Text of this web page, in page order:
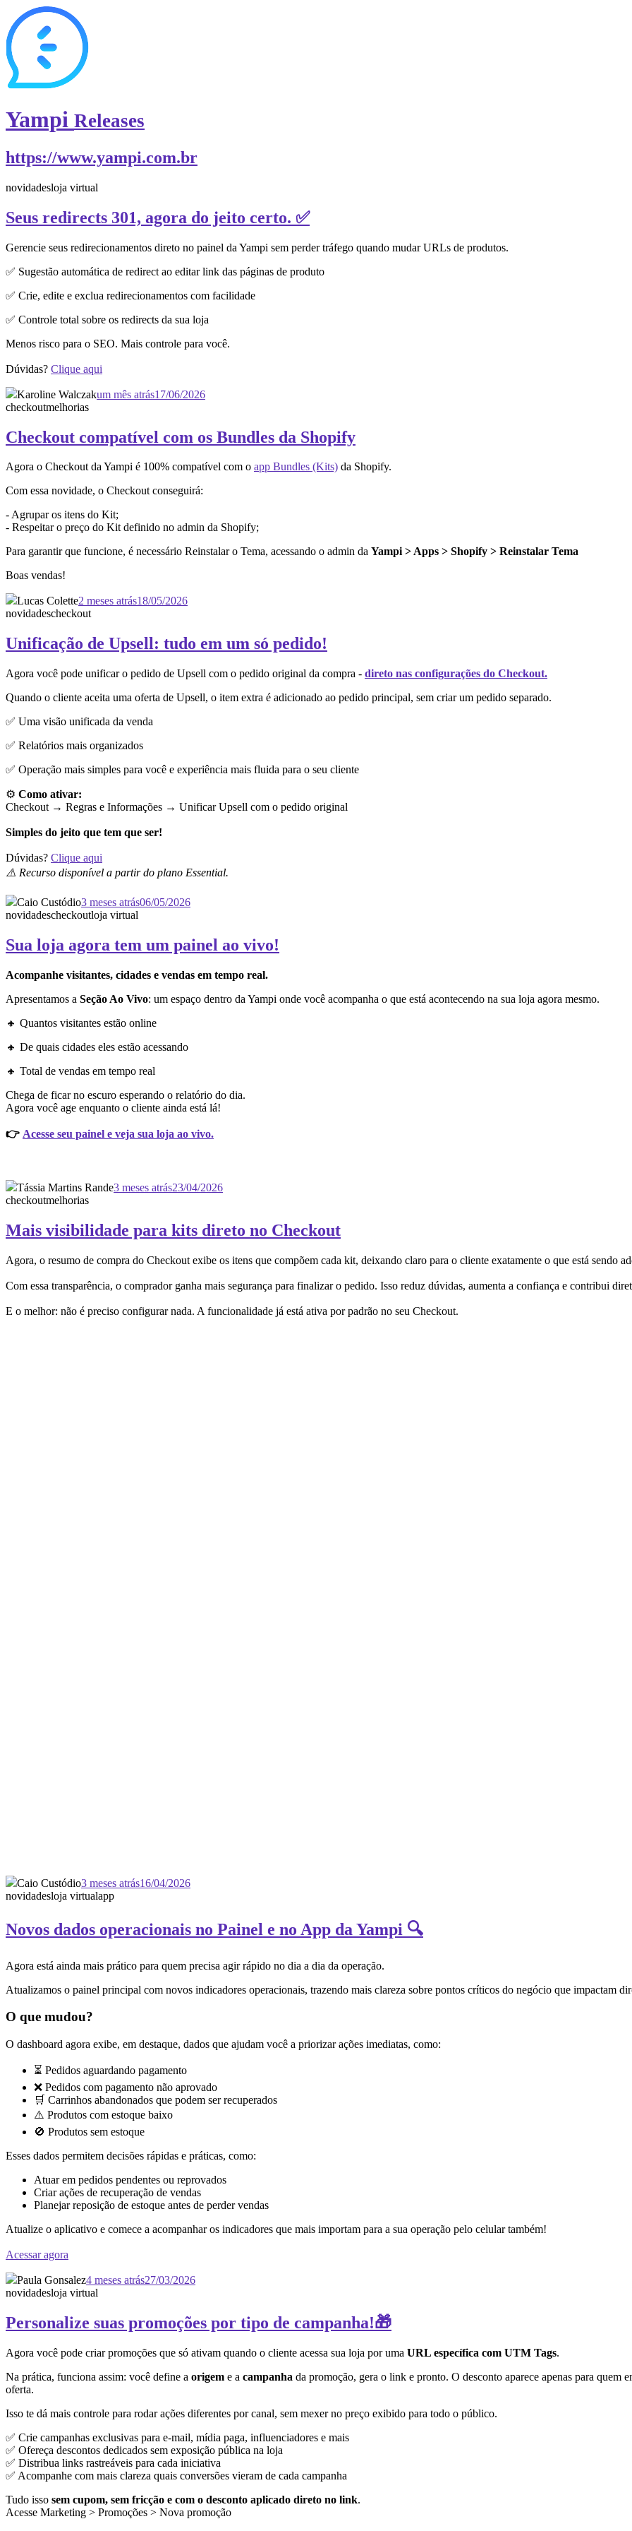
Yampi Releases
https://www.yampi.com.br
novidadesloja virtual
Seus redirects 301, agora do jeito certo. ✅
Gerencie seus redirecionamentos direto no painel da Yampi sem perder tráfego quando mudar URLs de produtos.
✅ Sugestão automática de redirect ao editar link das páginas de produto
✅ Crie, edite e exclua redirecionamentos com facilidade
✅ Controle total sobre os redirects da sua loja
Menos risco para o SEO. Mais controle para você.
Dúvidas? Clique aqui
Karoline Walczakum mês atrás17/06/2026
checkoutmelhorias
Checkout compatível com os Bundles da Shopify
Agora o Checkout da Yampi é 100% compatível com o app Bundles (Kits) da Shopify.
Com essa novidade, o Checkout conseguirá:
- Agrupar os itens do Kit;
- Respeitar o preço do Kit definido no admin da Shopify;
Para garantir que funcione, é necessário Reinstalar o Tema, acessando o admin da Yampi > Apps > Shopify > Reinstalar Tema
Boas vendas!
Lucas Colette2 meses atrás18/05/2026
novidadescheckout
Unificação de Upsell: tudo em um só pedido!
Agora você pode unificar o pedido de Upsell com o pedido original da compra - direto nas configurações do Checkout.
Quando o cliente aceita uma oferta de Upsell, o item extra é adicionado ao pedido principal, sem criar um pedido separado.
✅ Uma visão unificada da venda
✅ Relatórios mais organizados
✅ Operação mais simples para você e experiência mais fluida para o seu cliente
⚙️ Como ativar:
Checkout → Regras e Informações → Unificar Upsell com o pedido original
Simples do jeito que tem que ser!
Dúvidas? Clique aqui
⚠️ Recurso disponível a partir do plano Essential.
Caio Custódio3 meses atrás06/05/2026
novidadescheckoutloja virtual
Sua loja agora tem um painel ao vivo!
Acompanhe visitantes, cidades e vendas em tempo real.
Apresentamos a Seção Ao Vivo: um espaço dentro da Yampi onde você acompanha o que está acontecendo na sua loja agora mesmo.
🔸 Quantos visitantes estão online
🔸 De quais cidades eles estão acessando
🔸 Total de vendas em tempo real
Chega de ficar no escuro esperando o relatório do dia.
Agora você age enquanto o cliente ainda está lá!
👉 Acesse seu painel e veja sua loja ao vivo.
Tássia Martins Rande3 meses atrás23/04/2026
checkoutmelhorias
Mais visibilidade para kits direto no Checkout
Agora, o resumo de compra do Checkout exibe os itens que compõem cada kit, deixando claro para o cliente exatamente o que está sendo
Com essa transparência, o comprador ganha mais segurança para finalizar o pedido. Isso reduz dúvidas, aumenta a confiança e contribui
E o melhor: não é preciso configurar nada. A funcionalidade já está ativa por padrão no seu Checkout.
Caio Custódio3 meses atrás16/04/2026
novidadesloja virtualapp
Novos dados operacionais no Painel e no App da Yampi 🔍
Agora está ainda mais prático para quem precisa agir rápido no dia a dia da operação.
Atualizamos o painel principal com novos indicadores operacionais, trazendo mais clareza sobre pontos críticos do negócio que impactam
O que mudou?
O dashboard agora exibe, em destaque, dados que ajudam você a priorizar ações imediatas, como:
⏳ Pedidos aguardando pagamento
❌ Pedidos com pagamento não aprovado
🛒 Carrinhos abandonados que podem ser recuperados
⚠️ Produtos com estoque baixo
🚫 Produtos sem estoque
Esses dados permitem decisões rápidas e práticas, como:
Atuar em pedidos pendentes ou reprovados
Criar ações de recuperação de vendas
Planejar reposição de estoque antes de perder vendas
Atualize o aplicativo e comece a acompanhar os indicadores que mais importam para a sua operação pelo celular também!
Acessar agora
Paula Gonsalez4 meses atrás27/03/2026
novidadesloja virtual
Personalize suas promoções por tipo de campanha!🎁
Agora você pode criar promoções que só ativam quando o cliente acessa sua loja por uma URL específica com UTM Tags.
Na prática, funciona assim: você define a origem e a campanha da promoção, gera o link e pronto. O desconto aparece apenas para quem
oferta.
Isso te dá mais controle para rodar ações diferentes por canal, sem mexer no preço exibido para todo o público.
✅ Crie campanhas exclusivas para e-mail, mídia paga, influenciadores e mais
✅ Ofereça descontos dedicados sem exposição pública na loja
✅ Distribua links rastreáveis para cada iniciativa
✅ Acompanhe com mais clareza quais conversões vieram de cada campanha
Tudo isso sem cupom, sem fricção e com o desconto aplicado direto no link.
Acesse Marketing > Promoções > Nova promoção